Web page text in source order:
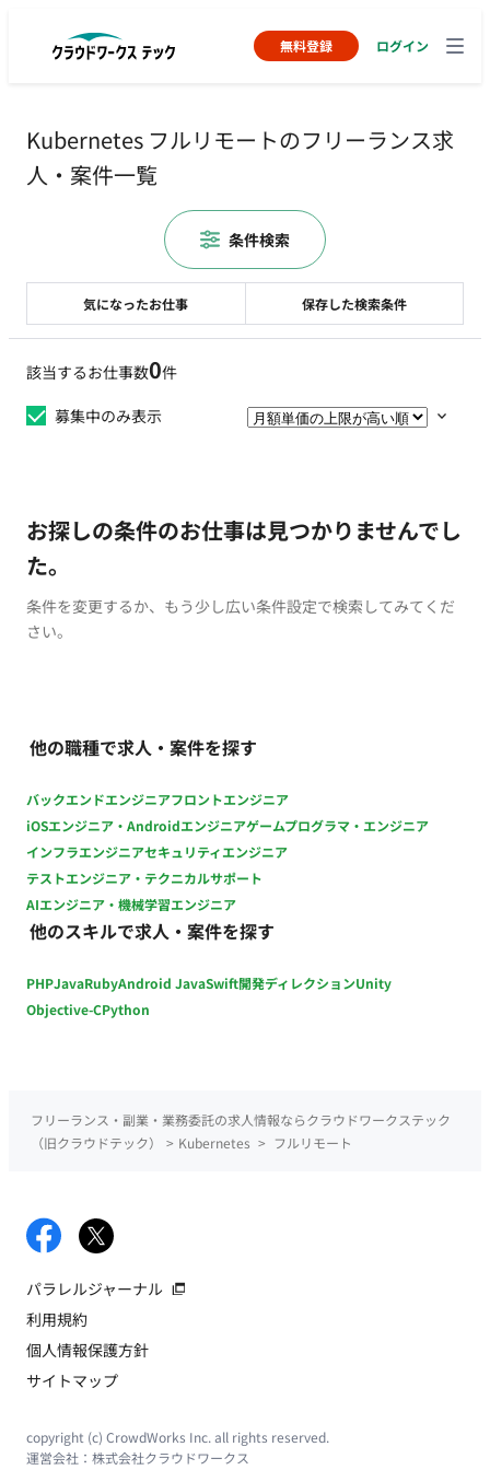
無料登録 ログイン
Kubernetes フルリモートのフリーランス求
人・案件一覧
該当するお仕事数0件
募集中のみ表示
お探しの条件のお仕事は見つかりませんでし
た。
条件を変更するか、もう少し広い条件設定で検索してみてくだ
さい。
他の職種で求人・案件を探す
バックエンドエンジニアフロントエンジニア
iOSエンジニア・Androidエンジニアゲームプログラマ・エンジニア
インフラエンジニアセキュリティエンジニア
テストエンジニア・テクニカルサポート
AIエンジニア・機械学習エンジニア
他のスキルで求人・案件を探す
PHPJavaRubyAndroid JavaSwift開発ディレクションUnity
Objective-CPython
気になったお仕事 保存した検索条件
条件検索
フリーランス・副業・業務委託の求人情報ならクラウドワークステック
（旧クラウドテック）
> Kubernetes > フルリモート
パラレルジャーナル
利用規約
個人情報保護方針
サイトマップ
copyright (c) CrowdWorks Inc. all rights reserved.
運営会社： 株式会社クラウドワークス